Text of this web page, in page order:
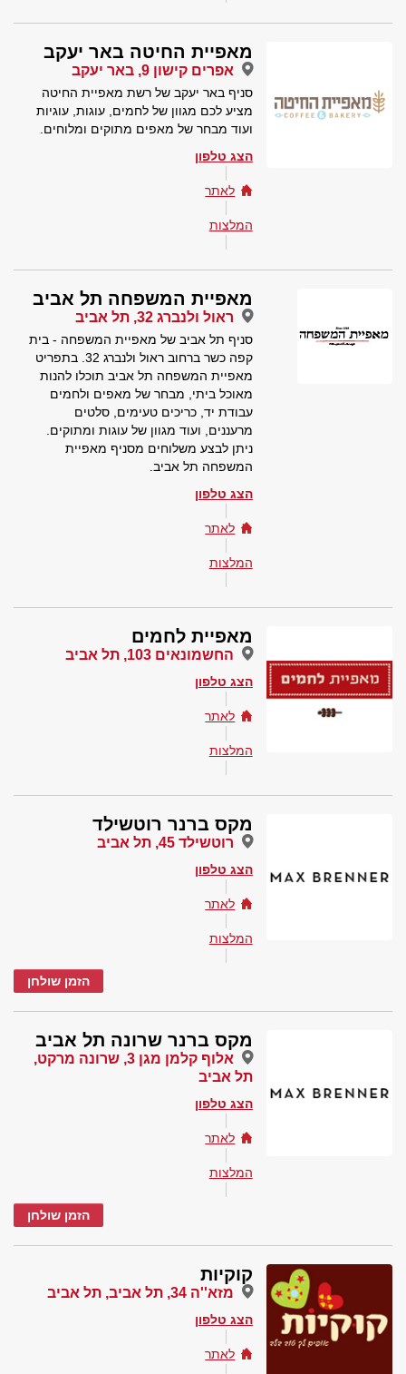
מאפיית החיטה באר יעקב
אפרים קישון 9, באר יעקב
סניף באר יעקב של רשת מאפיית החיטה
מציע לכם מגוון של לחמים, עוגות, עוגיות
ועוד מבחר של מאפים מתוקים ומלוחים.
הצג טלפון
לאתר
המלצות
מאפיית המשפחה תל אביב
ראול ולנברג 32, תל אביב
סניף תל אביב של מאפיית המשפחה - בית
קפה כשר ברחוב ראול ולנברג 32. בתפריט
מאפיית המשפחה תל אביב תוכלו להנות
מאוכל ביתי, מבחר של מאפים ולחמים
עבודת יד, כריכים טעימים, סלטים
מרעננים, ועוד מגוון של עוגות ומתוקים.
ניתן לבצע משלוחים מסניף מאפיית
המשפחה תל אביב.
הצג טלפון
לאתר
המלצות
מאפיית לחמים
החשמונאים 103, תל אביב
הצג טלפון
לאתר
המלצות
מקס ברנר רוטשילד
רוטשילד 45, תל אביב
הצג טלפון
לאתר
המלצות
הזמן שולחן
מקס ברנר שרונה תל אביב
אלוף קלמן מגן 3, שרונה מרקט,
תל אביב
הצג טלפון
לאתר
המלצות
הזמן שולחן
קוקיות
מזא''ה 34, תל אביב, תל אביב
הצג טלפון
לאתר